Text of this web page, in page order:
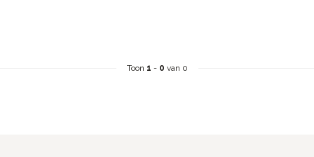
Toon 1 - 0 van 0